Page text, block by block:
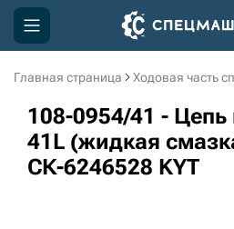
Главная страница Ходовая часть
108-0954/41 - Цепь
41L (жидкая
СК-6246528 KYT
Компания
Акции
Доставка и оплата